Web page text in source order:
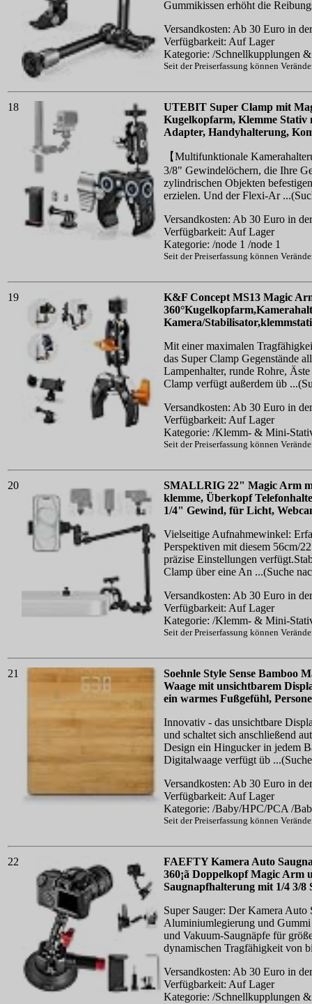
Gummikissen erhöht die
Versandkosten: Ab 30 Euro in
Verfügbarkeit: Auf Lager
Kategorie: /Schnellkupplungen
Seit der Preiserfassung können
18
UTEBIT Super Clamp mit
Kugelkopfarm, Klemme
Adapter, Handyhalterung,
【Multifunktionale
3/8" Gewindelöchern, die Ihre
zylindrischen Objekten
erzielen. Und der Flexi-Ar
Versandkosten: Ab 30 Euro in
Verfügbarkeit: Auf Lager
Kategorie: /node 1 /node 1
Seit der Preiserfassung können
19
K&F Concept MS13 Magic
Kamera/
Mit einer maximalen
das Super Clamp Gegenstände
Lampenhalter, runde Rohre,
Clamp verfügt außerdem üb
Versandkosten: Ab 30 Euro in
Verfügbarkeit: Auf Lager
Kategorie: /Klemm- & Mini-
Seit der Preiserfassung können
20
SMALLRIG 22" Magic Arm
klemme, Überkopf
1/4" Gewind, für Licht,
Vielseitige Aufnahmewinkel:
Perspektiven mit diesem 56cm/
präzise Einstellungen
Clamp über eine An ...(Suche
Versandkosten: Ab 30 Euro in
Verfügbarkeit: Auf Lager
Kategorie: /Klemm- & Mini-
Seit der Preiserfassung können
21
Soehnle Style Sense Bamboo
Waage mit unsichtbarem
ein warmes Fußgefühl,
Innovativ - das unsichtbare
und schaltet sich anschließend
Design ein Hingucker in jedem
Digitalwaage verfügt üb
Versandkosten: Ab 30 Euro in
Verfügbarkeit: Auf Lager
Kategorie: /Baby/HPC/PCA /
Seit der Preiserfassung können
22
FAEFTY Kamera Auto
360¡ã Doppelkopf Magic Arm
Saugnapfhalterung mit 1/4 3/
Super Sauger: Der Kamera Auto
Aluminiumlegierung und
und Vakuum-Saugnäpfe für
dynamischen Tragfähigkeit von
Versandkosten: Ab 30 Euro in
Verfügbarkeit: Auf Lager
Kategorie: /Schnellkupplungen